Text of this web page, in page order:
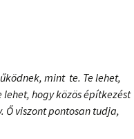
mint te. Te lehet,
lehet, hogy közös építkezést
Ő viszont pontosan tudja,